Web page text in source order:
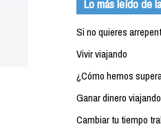
Lo más leído de
Si no quieres
Vivir viajando
¿Cómo hemos
Ganar dinero viajando
Cambiar tu tiempo